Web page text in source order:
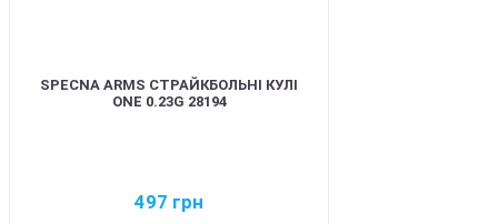
SPECNA ARMS СТРАЙКБОЛЬНІ КУЛІ
ONE 0.23G 28194
497 грн